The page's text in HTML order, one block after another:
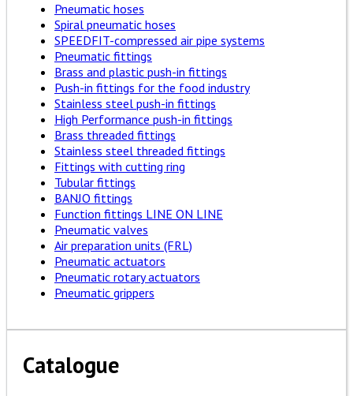
Pneumatic hoses
Spiral pneumatic hoses
SPEEDFIT-compressed air pipe systems
Pneumatic fittings
Brass and plastic push-in fittings
Push-in fittings for the food industry
Stainless steel push-in fittings
High Performance push-in fittings
Brass threaded fittings
Stainless steel threaded fittings
Fittings with cutting ring
Tubular fittings
BANJO fittings
Function fittings LINE ON LINE
Pneumatic valves
Air preparation units (FRL)
Pneumatic actuators
Pneumatic rotary actuators
Pneumatic grippers
Catalogue